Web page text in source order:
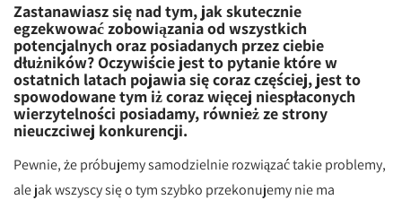
Zastanawiasz się nad tym, jak skutecznie
egzekwować zobowiązania od wszystkich
potencjalnych oraz posiadanych przez ciebie
dłużników? Oczywiście jest to pytanie które w
ostatnich latach pojawia się coraz częściej, jest to
spowodowane tym iż coraz więcej niespłaconych
wierzytelności posiadamy, również ze strony
nieuczciwej konkurencji.
Pewnie, że próbujemy samodzielnie rozwiązać takie problemy,
ale jak wszyscy się o tym szybko przekonujemy nie ma